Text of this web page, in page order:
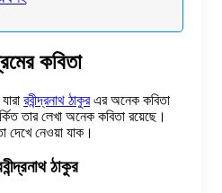
কবিতা
রবীন্দ্রনাথ ঠাকুরএর অনেক কবিতা
তার লেখা অনেক কবিতা রয়েছে।
দেখে নেওয়া যাক।
ঠাকুর